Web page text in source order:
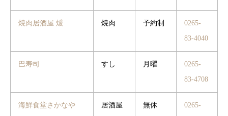
焼肉居酒屋 煖 焼肉 予約制
0265-
83-4040
巴寿司 すし 月曜
0265-
83-4708
海鮮食堂さかなや
居酒屋 無休
0265-